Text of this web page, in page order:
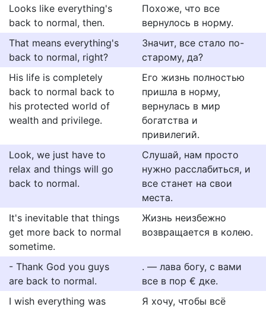
Looks like everything's
back to normal, then.
Похоже, что все
вернулось в норму.
That means everything's
back to normal, right?
Значит, все стало по-
старому, да?
His life is completely
back to normal back to
his protected world of
wealth and privilege.
Его жизнь полностью
пришла в норму,
вернулась в мир
богатства и
привилегий.
Look, we just have to
relax and things will go
back to normal.
Слушай, нам просто
нужно расслабиться, и
все станет на свои
места.
It's inevitable that things
get more back to normal
sometime.
Жизнь неизбежно
возвращается в колею.
- Thank God you guys
are back to normal.
. — лава богу, с вами
все в пор € дке.
I wish everything was
Я хочу, чтобы всё